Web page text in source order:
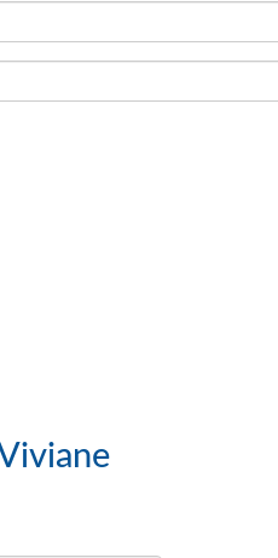
Viviane